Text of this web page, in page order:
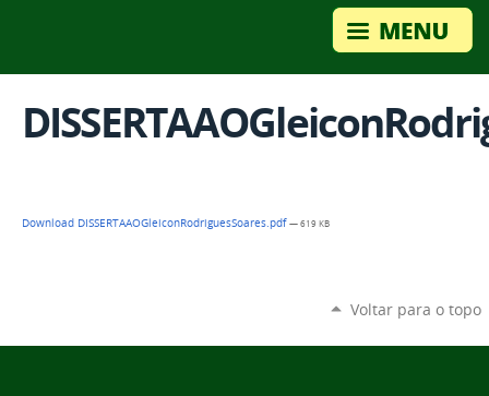
Download DISSERTAAOGleiconRodriguesSoares.pdf— 619 KB
Voltar para o topo